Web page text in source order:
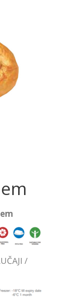
/